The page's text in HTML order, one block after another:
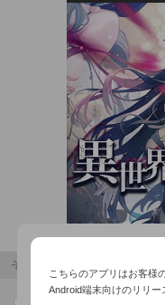
◇力を合わせて挑むパ
悪魔との戦闘において
た敵も、今作では2種類
の異なる悪魔に対し、
せましょう。ただし、
な別の敵グループが出
◇ダンジョンに居を構
ダンジョン内には冒険
もあります。また、今
その他のおすすめコンテンツ
こちらのアプリはお客様
Android端末向けのリリー